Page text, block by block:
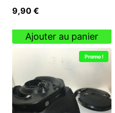
9,90 €
Ajouter au panier
Promo !